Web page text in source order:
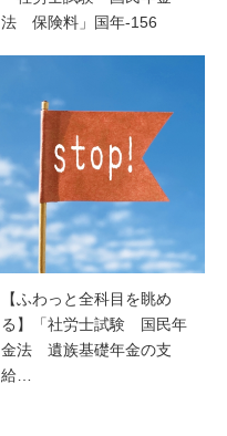
法 保険料」国年-156
【ふわっと全科目を眺め
る】「社労士試験 国民年
金法 遺族基礎年金の支
給…